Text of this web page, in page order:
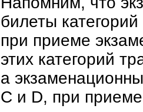
билеты
при приеме
этих категорий
а
С и D, при